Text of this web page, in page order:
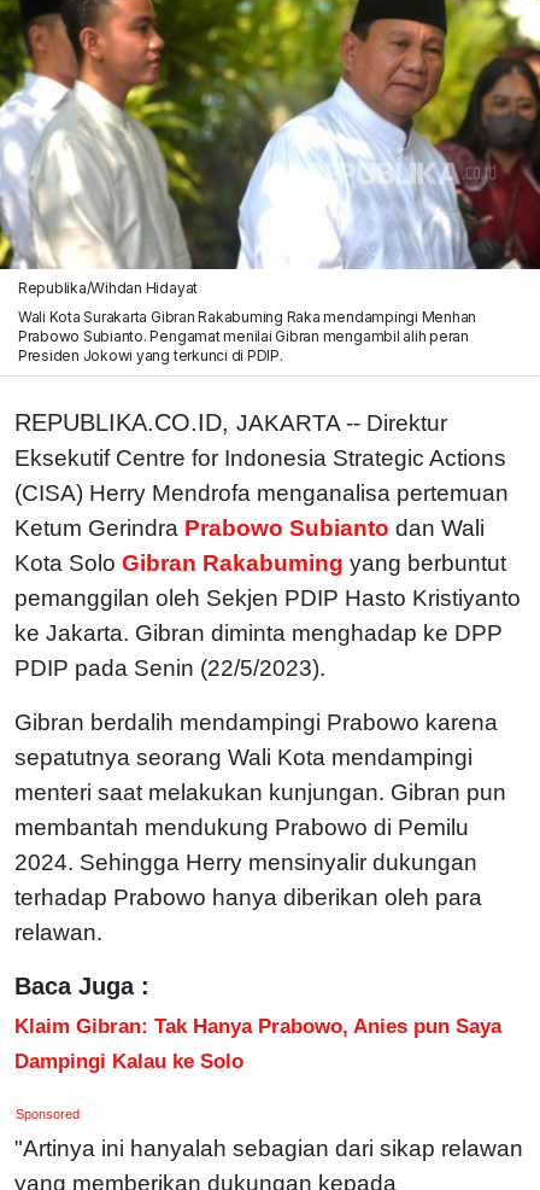
Republika/Wihdan Hidayat
Wali Kota Surakarta Gibran Rakabuming Raka mendampingi Menhan
Prabowo Subianto. Pengamat menilai Gibran mengambil alih peran
Presiden Jokowi yang terkunci di PDIP.
REPUBLIKA.CO.ID, JAKARTA -- Direktur
Eksekutif Centre for Indonesia Strategic Actions
(CISA) Herry Mendrofa menganalisa pertemuan
Ketum Gerindra Prabowo Subianto dan Wali
Kota Solo Gibran Rakabuming yang berbuntut
pemanggilan oleh Sekjen PDIP Hasto Kristiyanto
ke Jakarta. Gibran diminta menghadap ke DPP
PDIP pada Senin (22/5/2023).
Gibran berdalih mendampingi Prabowo karena
sepatutnya seorang Wali Kota mendampingi
menteri saat melakukan kunjungan. Gibran pun
membantah mendukung Prabowo di Pemilu
2024. Sehingga Herry mensinyalir dukungan
terhadap Prabowo hanya diberikan oleh para
relawan.
Baca Juga :
Klaim Gibran: Tak Hanya Prabowo, Anies pun Saya
Dampingi Kalau ke Solo
Sponsored
"Artinya ini hanyalah sebagian dari sikap relawan
yang memberikan dukungan kepada